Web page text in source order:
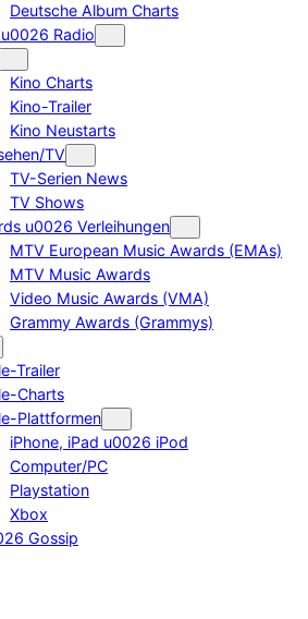
Deutsche Album Charts
Radio
Kino Charts
Kino-Trailer
Kino Neustarts
TV
TV-Serien News
TV Shows
u0026 Verleihungen
MTV European Music Awards (EMAs)
MTV Music Awards
Video Music Awards (VMA)
Grammy Awards (Grammys)
Trailer
Charts
Plattformen
iPhone, iPad u0026 iPod
Computer/PC
Playstation
Xbox
Gossip